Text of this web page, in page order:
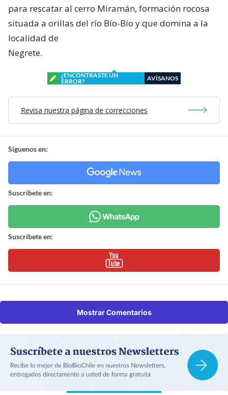
para rescatar al cerro Miramán, formación rocosa
situada a orillas del río Bío-Bío y que domina a la
localidad de
Negrete.
¿ENCONTRASTE UN
ERROR?
AVÍSANOS
Revisa nuestra página de correcciones
Síguenos en:
Suscríbete en:
Suscríbete en:
Mostrar Comentarios